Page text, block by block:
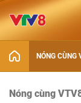
NÓNG CÙNG
Nóng cùng